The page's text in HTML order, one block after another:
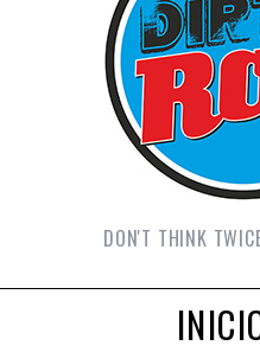
DON'T THINK